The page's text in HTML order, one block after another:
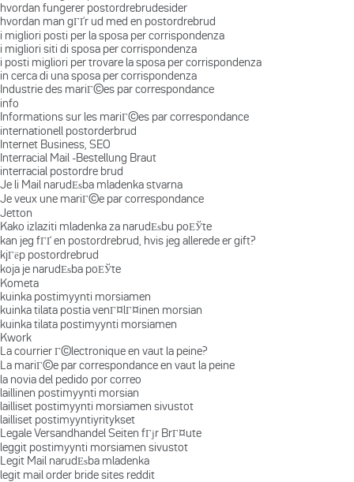
hvordan fungerer postordrebrudesider
hvordan man gГҐr ud med en postordrebrud
i migliori posti per la sposa per corrispondenza
i migliori siti di sposa per corrispondenza
i posti migliori per trovare la sposa per corrispondenza
in cerca di una sposa per corrispondenza
Industrie des mariГ©es par correspondance
info
Informations sur les mariГ©es par correspondance
internationell postorderbrud
Internet Business, SEO
Interracial Mail -Bestellung Braut
interracial postordre brud
Je li Mail narudЕѕba mladenka stvarna
Je veux une mariГ©e par correspondance
Jetton
Kako izlaziti mladenka za narudЕѕbu poЕЎte
kan jeg fГҐ en postordrebrud, hvis jeg allerede er gift?
kjГёp postordrebrud
koja je narudЕѕba poЕЎte
Kometa
kuinka postimyynti morsiamen
kuinka tilata postia venГ¤lГ¤inen morsian
kuinka tilata postimyynti morsiamen
Kwork
La courrier Г©lectronique en vaut la peine?
La mariГ©e par correspondance en vaut la peine
la novia del pedido por correo
laillinen postimyynti morsian
lailliset postimyynti morsiamen sivustot
lailliset postimyyntiyritykset
Legale Versandhandel Seiten fГјr BrГ¤ute
leggit postimyynti morsiamen sivustot
Legit Mail narudЕѕba mladenka
legit mail order bride sites reddit